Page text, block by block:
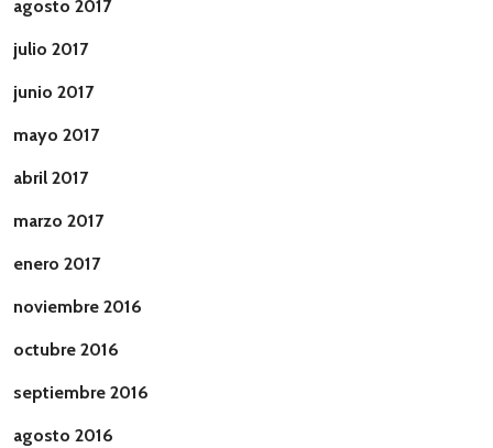
agosto 2017
julio 2017
junio 2017
mayo 2017
abril 2017
marzo 2017
enero 2017
noviembre 2016
octubre 2016
septiembre 2016
agosto 2016